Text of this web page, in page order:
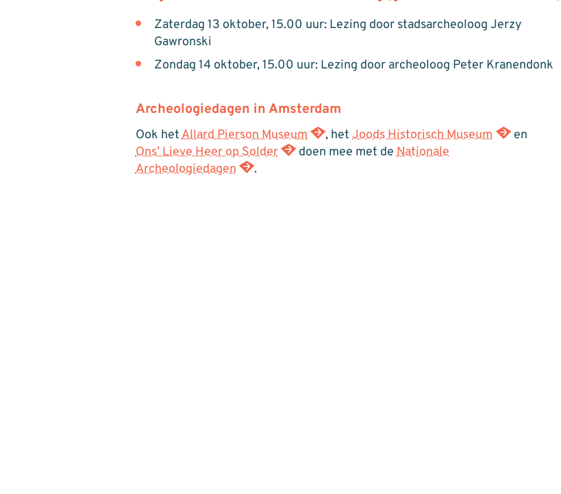
Zaterdag 13 oktober, 15.00 uur: Lezing door stadsarcheoloog Jerzy
Gawronski
Zondag 14 oktober, 15.00 uur: Lezing door archeoloog Peter Kranendonk
Archeologiedagen in Amsterdam
Ook hetAllard Pierson Museum , hetJoods Historisch Museum
en
Ons’ Lieve Heer op Solder
doen mee met deNationale
Archeologiedagen
.